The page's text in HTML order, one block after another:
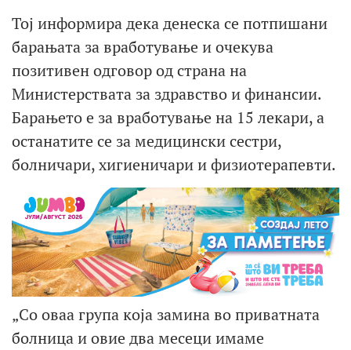
Тој информира дека денеска се потпишани
барањата за вработување и очекува
позитивен одговор од страна на
Mинистерствата за здравство и финансии.
Барањето е за вработување на 15 лекари, а
останатите се за медицински сестри,
болничари, хигиеничари и физиотерапевти.
„Со оваа група која замина во приватната
болница и овие два месеци имаме